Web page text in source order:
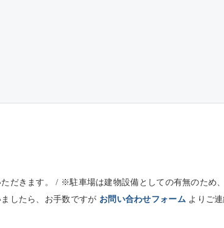
きます。 / ※駐車場は建物設備としての有無のため
したら、お手数ですが お問い合わせフォーム よりご連